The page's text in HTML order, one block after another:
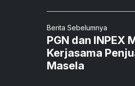
Berita Sebelumnya
PGN dan INPEX
Kerjasama
Masela